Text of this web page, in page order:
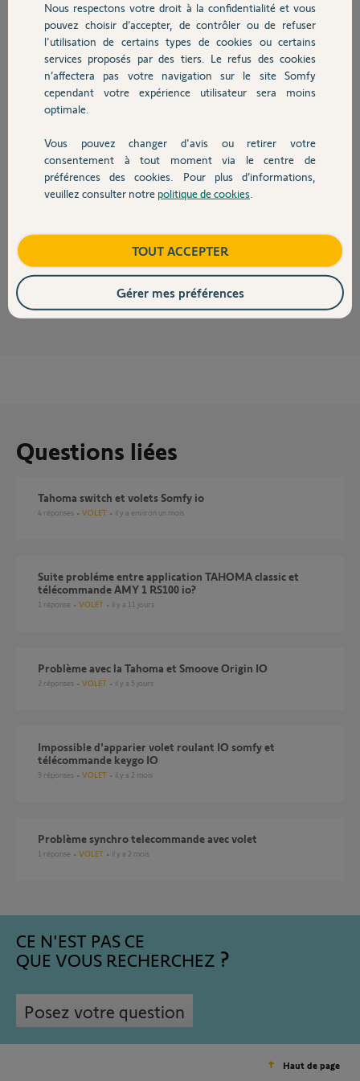
Chauffage
Autres produits
Devis avec un pro
Contact
Merci,
Flavien G.
il y a presque 3 ans
Bonjour Flavien,
Dans ce cas, je vous invite à contacter le service technique par
Vanessa F. il y a presque 3 ans
Questions liées
Tahoma switch et volets Somfy io
4 réponses VOLET il y a environ un mois
Suite probléme entre application TAHOMA classic et
télécommande AMY 1 RS100 io?
1 réponse VOLET il y a 11 jours
Problème avec la Tahoma et Smoove Origin IO
2 réponses VOLET il y a 5 jours
Impossible d'apparier volet roulant IO somfy et
télécommande keygo IO
9 réponses VOLET il y a 2 mois
Problème synchro telecommande avec volet
1 réponse VOLET il y a 2 mois
CE N'EST PAS CE
QUE VOUS RECHERCHEZ
Posez votre question
Haut de page
Nous respectons votre droit à la confidentialité et vous
pouvez choisir d’accepter, de contrôler ou de refuser
l'utilisation de certains types de cookies ou certains
services proposés par des tiers. Le refus des cookies
n’affectera pas votre navigation sur le site Somfy
cependant votre expérience utilisateur sera moins
optimale.
Vous pouvez changer d'avis ou retirer votre
consentement à tout moment via le centre de
préférences des cookies. Pour plus d’informations,
veuillez consulter notre politique de cookies
TOUT ACCEPTER
Gérer mes préférences